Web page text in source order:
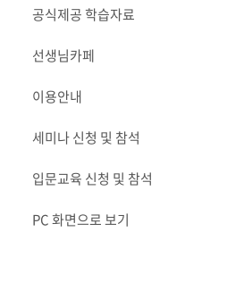
공식제공 학습자료
선생님카페
이용안내
세미나 신청 및 참석
입문교육 신청 및 참석
PC 화면으로 보기